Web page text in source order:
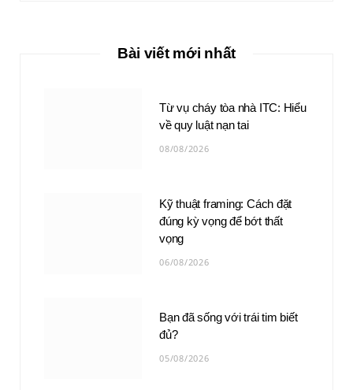
Bài viết mới nhất
Từ vụ cháy tòa nhà ITC: Hiểu
về quy luật nạn tai
08/08/2026
Kỹ thuật framing: Cách đặt
đúng kỳ vọng để bớt thất
vọng
06/08/2026
Bạn đã sống với trái tim biết
đủ?
05/08/2026